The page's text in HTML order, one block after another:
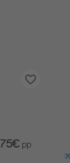
pp